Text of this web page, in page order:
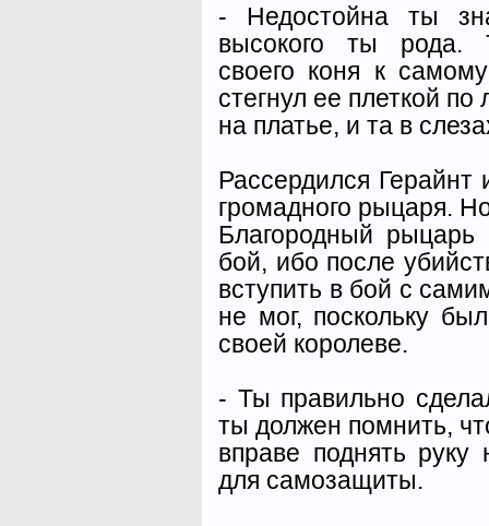
- Недостойна ты
высокого ты рода.
своего коня к
стегнул ее плеткой
на платье, и та в
Рассердился Герайнт
громадного рыцаря.
Благородный
бой, ибо после
вступить в бой с
не мог, поскольку
своей королеве.
- Ты правильно
ты должен помнить,
вправе поднять
для самозащиты.